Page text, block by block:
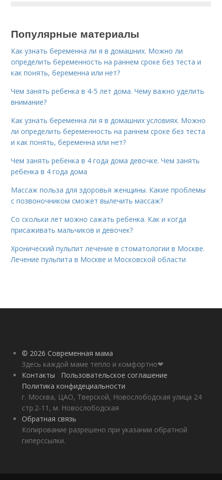
Популярные материалы
Как узнать беременна ли я в домашних. Можно ли
определить беременность на раннем сроке без теста и
как понять, беременна или нет?
Чем занять ребенка в 4-5 лет дома. Чему важно уделить
внимание?
Как узнать беременна ли я в домашних условиях. Можно
ли определить беременность на раннем сроке без теста
и как понять, беременна или нет?
Чем занять ребенка в 4 года дома девочке. Чем занять
ребенка в 4 года дома
Массаж польза для здоровья женщины. Какие проблемы
с позвоночником сможет вылечить массаж?
Со скольки лет можно сажать ребенка. Как и когда
присаживать мальчиков и девочек?
Хронический пульпит лечение в стоматологии в Москве.
Лечение пульпита в Москве и Московской области
© 2026 Современная мама
Здесь каждой маме тепло и комфортно❤
Контакты
Пользовательское соглашение
Политика конфидециальности
г. Москва, ЦАО, Тверской, Новослободская улица 24
стр.2-11, м. Новослободская
Обратная связь
Копирование разрешено при указании обратной
гиперссылки.